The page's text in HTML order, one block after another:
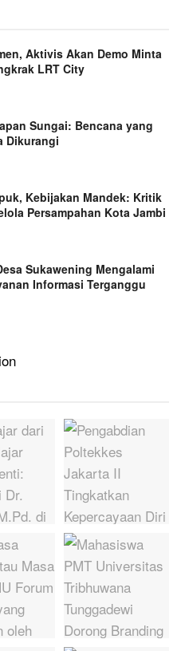
Aktivis Akan Demo Minta
LRT City
Sungai: Bencana yang
Dikurangi
Kebijakan Mandek: Kritik
Persampahan Kota Jambi
Sukawening Mengalami
Informasi Terganggu